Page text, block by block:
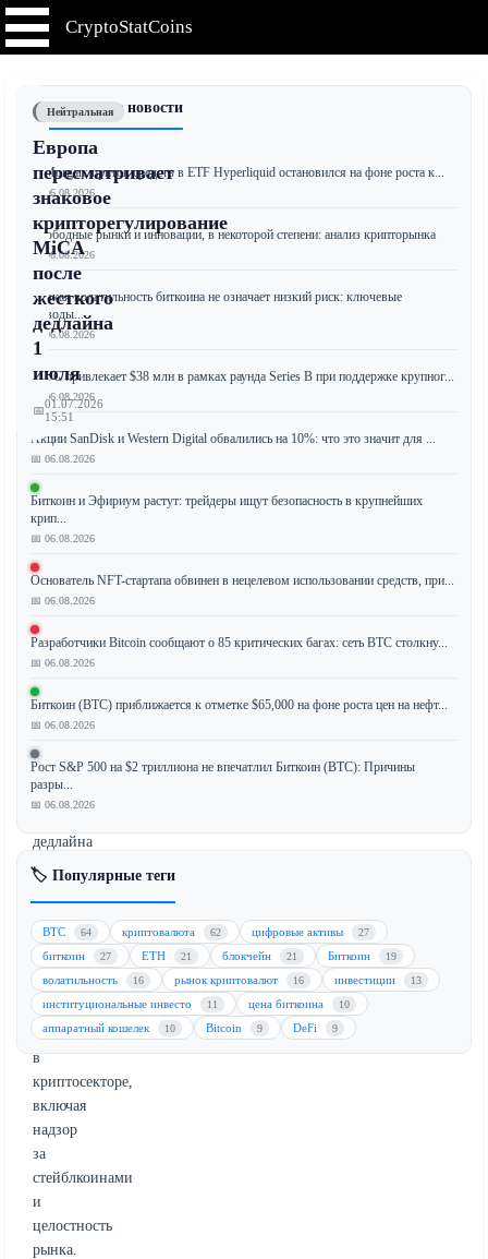
CryptoStatCoins
Нейтральная
Европа
пересматривает
знаковое
крипторегулирование
MiCA
после
жесткого
дедлайна
1
июля
📅01.07.2026
15:51
Европа
вносит
в
свой
знаковый
регламент
рынках
криптоактивов
(MiCA)
после
истечения
дедлайна
1
направлен
на
решение
новых
вызовов
в
криптосекторе,
включая
надзор
за
стейблкоинами
и
целостность
рынка.
📰 Последние новости
JPMorgan: приток средств в ETF Hyperliquid остановился на фоне роста к...
📅 06.08.2026
Свободные рынки и инновации, в некоторой степени: анализ крипторынка
📅 06.08.2026
Низкая волатильность биткоина не означает низкий риск: ключевые
выводы...
📅 06.08.2026
JPYC привлекает $38 млн в рамках раунда Series B при поддержке крупног...
📅 06.08.2026
Акции SanDisk и Western Digital обвалились на 10%: что это значит для ...
📅 06.08.2026
Биткоин и Эфириум растут: трейдеры ищут безопасность в крупнейших
крип...
📅 06.08.2026
Основатель NFT-стартапа обвинен в нецелевом использовании средств, при...
📅 06.08.2026
Разработчики Bitcoin сообщают о 85 критических багах: сеть BTC столкну...
📅 06.08.2026
Биткоин (BTC) приближается к отметке $65,000 на фоне роста цен на нефт...
📅 06.08.2026
Рост S&P 500 на $2 триллиона не впечатлил Биткоин (BTC): Причины
разры...
📅 06.08.2026
🏷️ Популярные теги
BTC 64 криптовалюта 62 цифровые активы 27
биткоин 27 ETH 21 блокчейн 21 Биткоин 19
волатильность 16 рынок криптовалют 16 инвестиции 13
институциональные инвесто 11 цена биткоина 10
аппаратный кошелек 10 Bitcoin 9 DeFi 9